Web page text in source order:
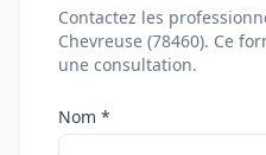
Contactez les
Chevreuse (78460). Ce
une consultation.
Nom *